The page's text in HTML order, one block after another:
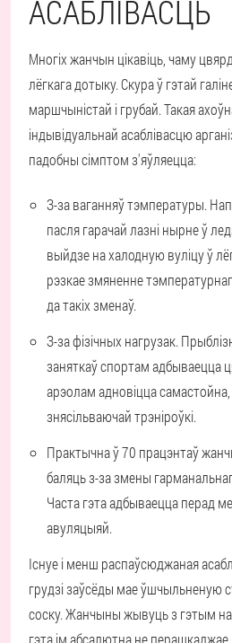
АСАБЛІВАСЦЬ
Многіх жанчын цікавіць, чаму
лёгкага дотыку. Скура ў гэтай
маршчыністай і грубай. Такая
індывідуальнай асаблівасцю
падобны сімптом з'яўляецца:
З-за ваганняў тэмпературы.
пасля гарачай лазні нырне ў
выйдзе на халодную вуліцу ў
рэзкае змяненне
да такіх зменаў.
З-за фізічных нагрузак.
заняткаў спортам адбываецца
арэолам адновіцца
знясільваючай трэніроўкі.
Практычна ў 70 працэнтаў
баляць з-за змены
Часта гэта адбываецца перад
авуляцыяй.
Існуе і менш распаўсюджаная
грудзі заўсёды мае ўшчыльненую
соску. Жанчыны жывуць з гэтым на
гэта ім абсалютна не перашкаджае.